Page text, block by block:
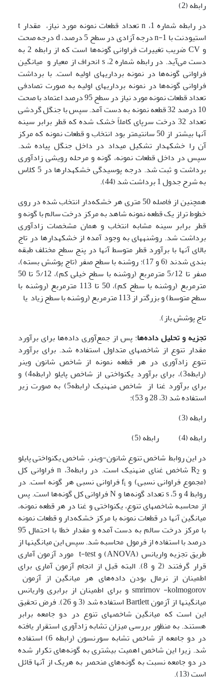
رابطه (2)
در رابطه شماره 1، n تعداد قطعات نمونه مورد نیاز، مقدار t
استیودنت با 1-n درجه آزادی در سطح 5 درصد، d درجه صحت
و CV ضریب تغییرات فراوانی گونه‌ها است که از رابطه 2 به
دست می‌آید. در رابطه شماره 2، s انحراف از معیار و میانگین
فراوانی گونه‌ها در نمونه برداریهای اولیه است. با برداشت
فراوانی گونه‌ها در نمونه برداریهای اولیه به صورت تصادفی
تعداد قطعات نمونه مورد نیاز در سطح 95 درصد اعتماد با صحت
10 درصد 32 قطعه نمونه به دست آمد. سپس با جنگل گردشی
تعداد 32 درخت سرپای کاملاً خشک شده که قطر برابر سینه
آنها بیشتر از 50 سانتیمتر بود انتخاب و قطعات نمونه که مرکز
آن را خشکه­دار تشکیل می­داد در داخل جنگل پیاده شد.
سپس در داخل قطعات نمونه، گونه و مرحله رویشی زادآوری
برداشت و ثبت شد. درجه پوسیدگی خشکه­دارها در 5 کلاس
به شرح جدول 1 برداشت شد (44).
همچنین از فاصله 50 متری هر خشکه‌دار انتخاب شده در روی
خطوط تراز یک قطعه نمونه شاهد به مرکز درخت سالم با گونه و
قطر برابر سینه مشابه انتخاب و همان مشخصات زادآوری
برداشت شد. روشنه­های به وجود آمده از خشکه­دارها در تاج
بالای آنها با برآورد قطر متوسط آنها در پنج سطح مختلف طبقه
بندی شدند (6 و 17): روشنه با سطح صفر (تاج پوشش بسته)،
صفر تا 5/12 مترمربع (روشنه با سطح خیلی کم)، 5/12 تا 50
مترمربع (روشنه با سطح کم)، 50 تا 113 مترمربع (روشنه با
سطح متوسط) و بزرگتر از 113 مترمربع (روشنه با سطح زیاد یا
تاج پوشش باز).
تجزیه و تحلیل داده‌ها: پس از جمع‌آوری داده‌ها برای برآورد
مقدار تنوع از شاخصهای متداول استفاده شد. برای برآورد
تنوع زادآوری در هر قطعه نمونه از شاخص شانون وینر
(رابطه3)، برای برآورد یکنواختی از شاخص پایلو (رابطه4) و
برای برآورد غنا از شاخص منهنیک (رابطه5) به صورت زیر
استفاده شد (3، 28 و 53):
رابطه (3)
رابطه (4) رابطه (5)
در این روابط شاخص تنوع شانون-وینر، شاخص یکنواختی پایلو
و R2
شاخص غنای منهنیک است. در رابطه3، n فراوانی کل
(مجموع فراوانی نسبی) و f i فراوانی نسبی هر گونه است. در
روابط 4 و 5، s تعداد گونه‌ها و N فراوانی کل گونه‌ها است. پس
از محاسبه شاخصهای تنوع، یکنواختی و غنا در هر قطعه نمونه،
میانگین آنها در قطعات نمونه با مرکز خشکه‌دار و قطعات نمونه
با مرکز درخت سالم به دست آمده و مقدار خطا با احتمال 95
درصد با استفاده از فرمول محاسبه شد. سپس این میانگینها از
طریق تجزیه واریانس (ANOVA) و t-test مورد آزمون آماری
قرار گرفتند (2 و 8). البته قبل از انجام آزمون آماری برای
اطمینان از نرمال بودن داده‌های هر میانگین از آزمون
smrirnov -kolmogorov و برای اطمینان از برابری واریانس
میانگینها از آزمون Bartlett استفاده شد (3 و 26). فرض تحقیق
این است که میانگین شاخصهای تنوع در دو جامعه برابر
هستند. به منظور بررسی میزان تشابه زادآوری استقرار یافته
در دو جامعه از شاخص تشابه سورنسون (رابطه 6) استفاده
شد. زیرا این شاخص اهمیت بیشتری به گونه‌های تکرار شده
در دو جامعه نسبت به گونه‌های منحصر به هریک از آنها قائل
است (13).